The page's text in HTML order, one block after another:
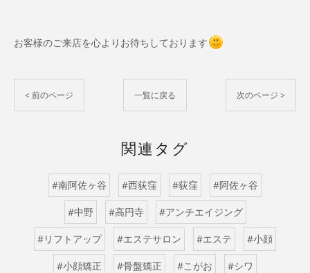
お客様のご来店を心よりお待ちしております
< 前のページ 一覧に戻る 次のページ >
関連タグ
#南阿佐ヶ谷 #西荻窪 #荻窪 #阿佐ヶ谷
#中野 #高円寺 #アンチエイジング
#リフトアップ #エステサロン #エステ #小顔
#小顔矯正 #骨盤矯正 #こがお #シワ